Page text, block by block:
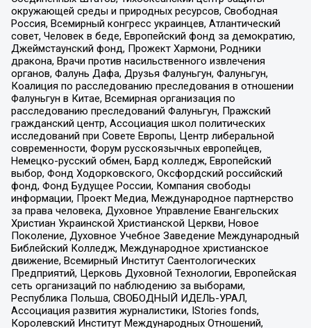
окружающей среды и природных ресурсов, Свободная
Россия, Всемирный конгресс украинцев, Атлантический
совет, Человек в беде, Европейский фонд за демократию,
Джеймстаунский фонд, Прожект Хармони, Родники
дракона, Врачи против насильственного извлечения
органов, Фалунь Дафа, Друзья Фалуньгун, Фалуньгун,
Коалиция по расследованию преследования в отношении
Фалуньгун в Китае, Всемирная организация по
расследованию преследований Фалуньгун, Пражский
гражданский центр, Ассоциация школ политических
исследований при Совете Европы, Центр либеральной
современности, Форум русскоязычных европейцев,
Немецко-русский обмен, Бард колледж, Европейский
выбор, Фонд Ходорковского, Оксфордский российский
фонд, Фонд Будущее России, Компания свободы
информации, Проект Медиа, Международное партнерство
за права человека, Духовное Управление Евангельских
Христиан Украинской Христианской Церкви, Новое
Поколение, Духовное Учебное Заведение Международный
Библейский Колледж, Международное христианское
движение, Всемирный Институт Саентологических
Предприятий, Церковь Духовной Технологии, Европейская
сеть организаций по наблюдению за выборами,
Республика Польша, СВОБОДНЫЙ ИДЕЛЬ-УРАЛ,
Ассоциация развития журналистики, IStories fonds,
Королевский Институт Международных Отношений,